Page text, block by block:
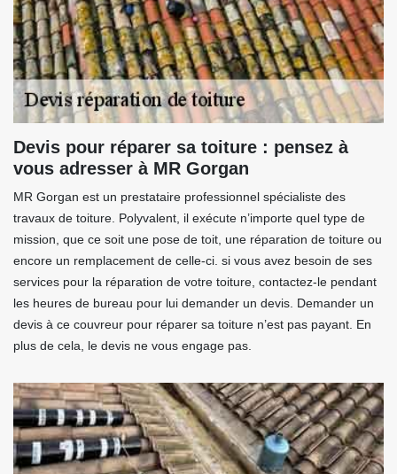
Devis pour réparer sa toiture : pensez à
vous adresser à MR Gorgan
MR Gorgan est un prestataire professionnel spécialiste des
travaux de toiture. Polyvalent, il exécute n’importe quel type de
mission, que ce soit une pose de toit, une réparation de toiture ou
encore un remplacement de celle-ci. si vous avez besoin de ses
services pour la réparation de votre toiture, contactez-le pendant
les heures de bureau pour lui demander un devis. Demander un
devis à ce couvreur pour réparer sa toiture n’est pas payant. En
plus de cela, le devis ne vous engage pas.